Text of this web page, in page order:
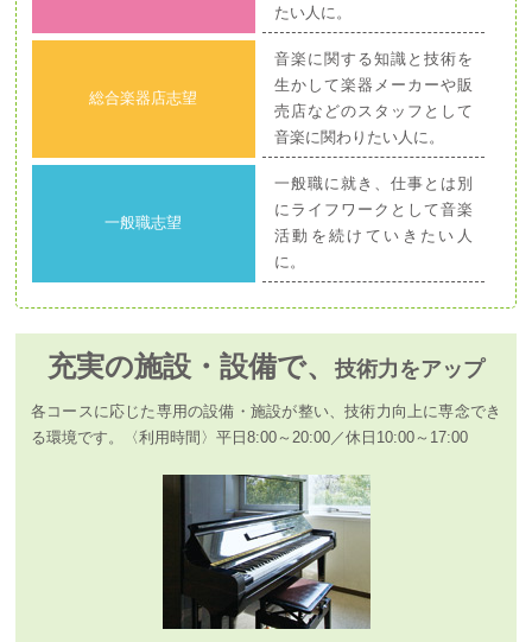
たい人に。
総合楽器店志望
音楽に関する知識と技術を
生かして楽器メーカーや販
売店などのスタッフとして
音楽に関わりたい人に。
一般職志望
一般職に就き、仕事とは別
にライフワークとして音楽
活動を続けていきたい人
に。
充実の施設・設備で、 技術力をアップ
各コースに応じた専用の設備・施設が整い、技術力向上に専念でき
る環境です。〈利用時間〉平日8:00～20:00／休日10:00～17:00